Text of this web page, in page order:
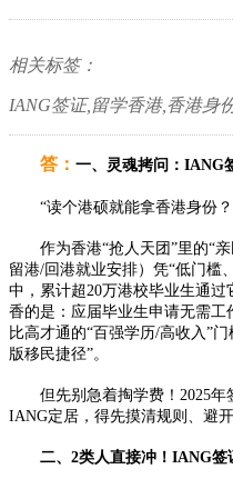
相关标签：
IANG签证,留学香港,香港身
答 ： 一、灵魂拷问：IANG
“读个港硕就能拿香港身份？
作为香港“抢人天团”里的“亲
留港/回港就业安排）凭“低门
中，累计超20万港校毕业生通过
香的是：应届毕业生申请无需
比高才通的“百强学历/高收入”
版移民捷径”。
但先别急着掏学费！2025年
IANG定居，得先摸清规则、避
二、2类人直接冲！IANG签